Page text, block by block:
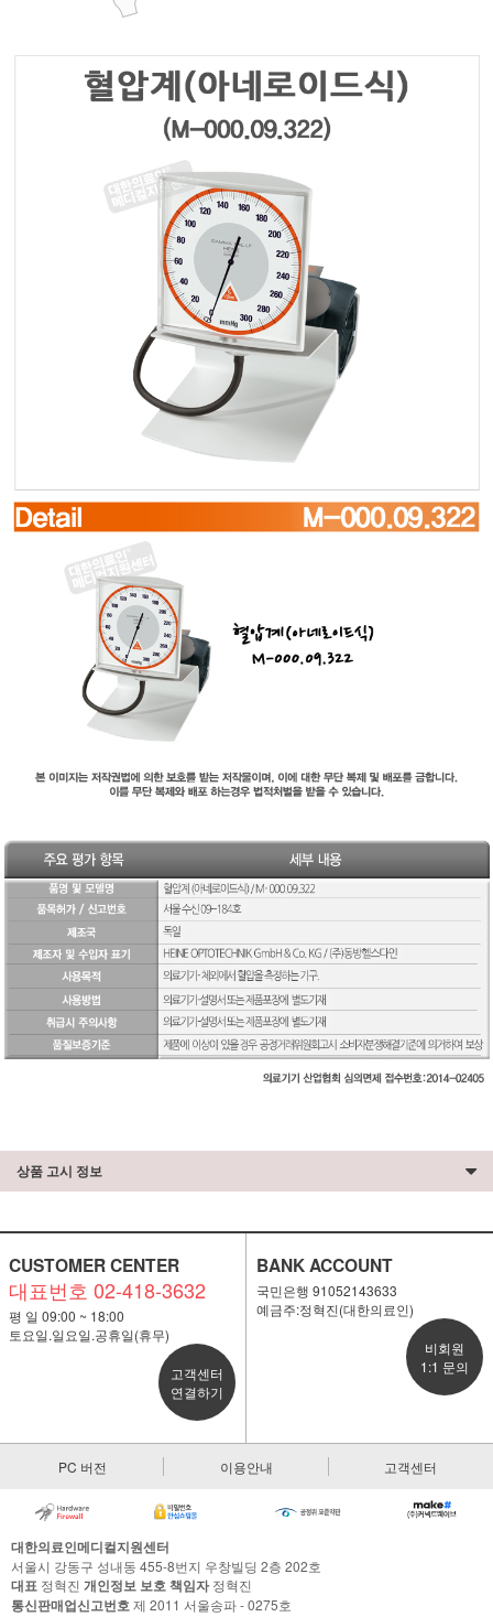
상품 고시 정보
CUSTOMER CENTER
대표번호 02-418-3632
평 일 09:00 ~ 18:00
토요일.일요일.공휴일(휴무)
고객센터
연결하기
BANK ACCOUNT
국민은행 91052143633
예금주:정혁진(대한의료인)
비회원
1:1 문의
PC 버전 이용안내 고객센터
대한의료인메디컬지원센터
서울시 강동구 성내동 455-8번지 우창빌딩 2층 202호
대표 정혁진 개인정보 보호 책임자정혁진
통신판매업신고번호제 2011 서울송파 - 0275호